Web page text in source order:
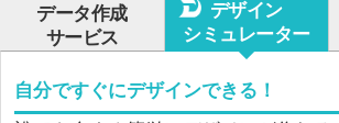
データ作成
サービス
デザイン
シミュレーター
自分ですぐにデザインできる！